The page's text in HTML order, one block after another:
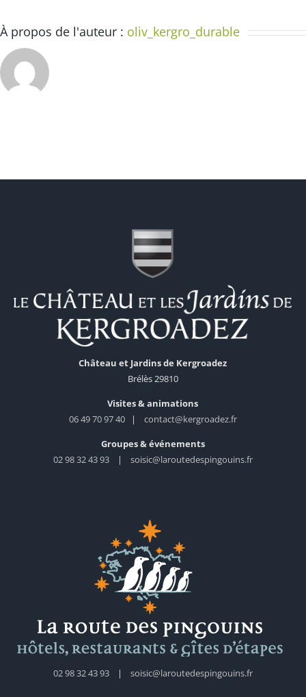
À propos de l'auteur : oliv_kergro_durable
Château et Jardins de Kergroadez
Brélès 29810
Visites & animations
06 49 70 97 40
| contact@kergroadez.fr
Groupes & événements
02 98 32 43 93| soisic@laroutedespingouins.fr
02 98 32 43 93| soisic@laroutedespingouins.fr